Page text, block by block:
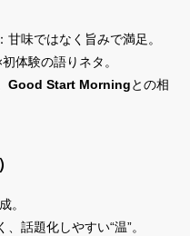
：甘味ではなく旨みで満足。
初体験の語りネタ。
Good Start Morningとの相
。
、話題化しやすい“温”。